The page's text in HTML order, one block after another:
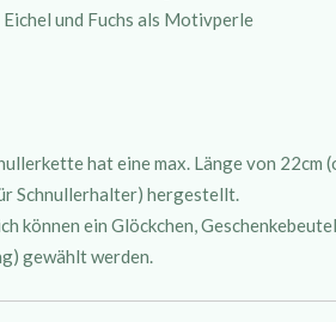
und Fuchs als Motivperle
hat eine max. Länge von
Schnullerhalter) hergestellt.
können ein Glöckchen,
gewählt werden.